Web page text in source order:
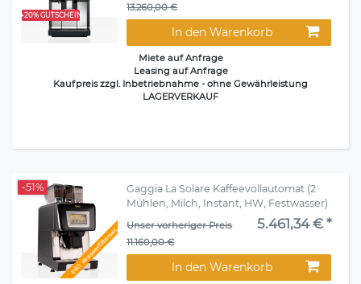
+20% GUTSCHEIN
13.260,00 €
In den Warenkorb
Miete auf Anfrage
Leasing auf Anfrage
Kaufpreis zzgl. Inbetriebnahme - ohne Gewährleistung
LAGERVERKAUF
Inkl. Wasserfilterset
-51%
Gaggia La Solare Kaffeevollautomat (2
Mühlen, Milch, Instant, HW, Festwasser)
Unser vorheriger Preis
11.160,00 €
5.461,34 € *
In den Warenkorb